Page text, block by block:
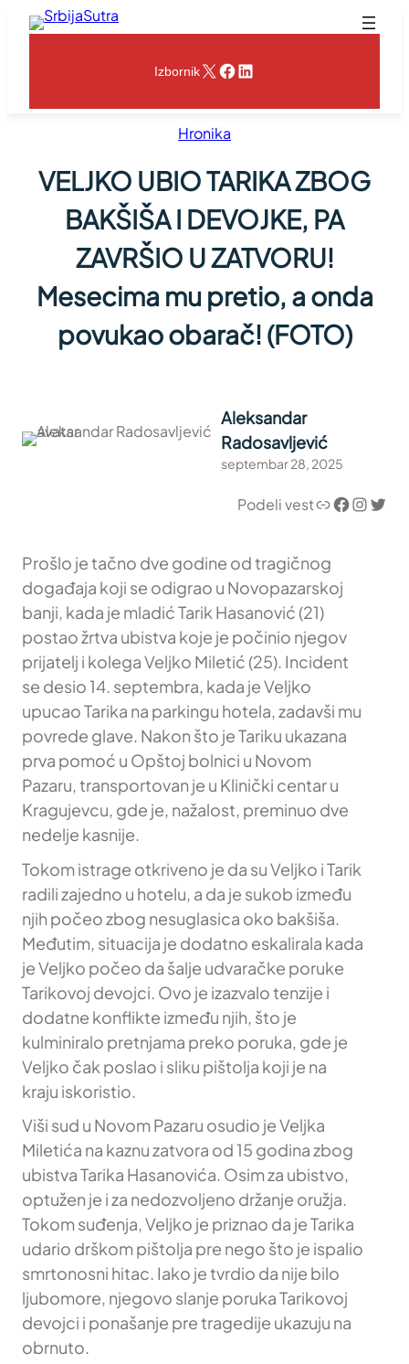
Skoči
IzbornikX Facebook
LinkedIn
Hronika
VELJKO UBIO TARIKA ZBOG
BAKŠIŠA I DEVOJKE, PA
ZAVRŠIO U ZATVORU!
Mesecima mu pretio, a onda
povukao obarač! (FOTO)
Aleksandar
Radosavljević
septembar 28, 2025
Podeli vestLink Facebook InstagramTwitter
Prošlo je tačno dve godine od tragičnog
događaja koji se odigrao u Novopazarskoj
banji, kada je mladić Tarik Hasanović (21)
postao žrtva ubistva koje je počinio njegov
prijatelj i kolega Veljko Miletić (25). Incident
se desio 14. septembra, kada je Veljko
upucao Tarika na parkingu hotela, zadavši mu
povrede glave. Nakon što je Tariku ukazana
prva pomoć u Opštoj bolnici u Novom
Pazaru, transportovan je u Klinički centar u
Kragujevcu, gde je, nažalost, preminuo dve
nedelje kasnije.
Tokom istrage otkriveno je da su Veljko i Tarik
radili zajedno u hotelu, a da je sukob između
njih počeo zbog nesuglasica oko bakšiša.
Međutim, situacija je dodatno eskalirala kada
je Veljko počeo da šalje udvaračke poruke
Tarikovoj devojci. Ovo je izazvalo tenzije i
dodatne konflikte između njih, što je
kulminiralo pretnjama preko poruka, gde je
Veljko čak poslao i sliku pištolja koji je na
kraju iskoristio.
Viši sud u Novom Pazaru osudio je Veljka
Miletića na kaznu zatvora od 15 godina zbog
ubistva Tarika Hasanovića. Osim za ubistvo,
optužen je i za nedozvoljeno držanje oružja.
Tokom suđenja, Veljko je priznao da je Tarika
udario drškom pištolja pre nego što je ispalio
smrtonosni hitac. Iako je tvrdio da nije bilo
ljubomore, njegovo slanje poruka Tarikovoj
devojci i ponašanje pre tragedije ukazuju na
obrnuto.